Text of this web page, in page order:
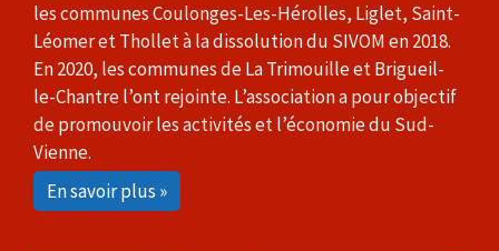
les communes Coulonges-Les-Hérolles, Liglet, Saint-
Léomer et Thollet à la dissolution du SIVOM en 2018.
En 2020, les communes de La Trimouille et Brigueil-
le-Chantre l’ont rejointe. L’association a pour objectif
de promouvoir les activités et l’économie du Sud-
Vienne.
En savoir plus »